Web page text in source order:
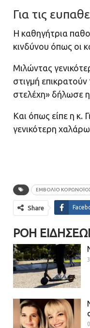
Για τις
Η καθηγήτρια
κινδύνου όπως οι
Μιλώντας
στιγμή
στελέχη» δήλωσε η
Και όπως είπε η κ.
γενικότερη
ΕΜΒΟΛΙΟ
Share
ΡΟΉ